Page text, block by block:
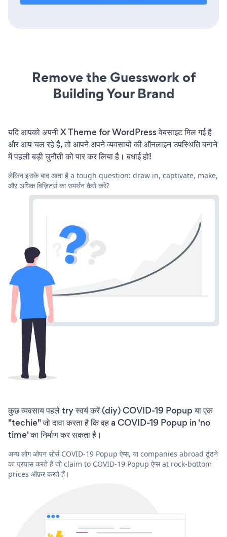
Remove the Guesswork of
Building Your Brand
यदि आपको अपनी X Theme for WordPress वेबसाइट मिल गई है
और आप चल रहे हैं, तो आपने अपने व्यवसायों की ऑनलाइन उपस्थिति बनाने
में पहली बड़ी चुनौती को पार कर लिया है। बधाई हो!
लेकिन इसके बाद आता है a tough question: draw in, captivate, make,
और अधिक विज़िटर्स का समर्थन कैसे करें?
कुछ व्यवसाय पहले try स्वयं करें (diy) COVID-19 Popup या एक
"techie" जो दावा करता है कि वह a COVID-19 Popup in 'no
time' का निर्माण कर सकता है।
अन्य लोग ओपन सोर्स COVID-19 Popup ऐप्स, या companies abroad ढूंढने
का प्रयास करते हैं जो claim to COVID-19 Popup ऐप्स at rock-bottom
prices ऑफ़र करते हैं।